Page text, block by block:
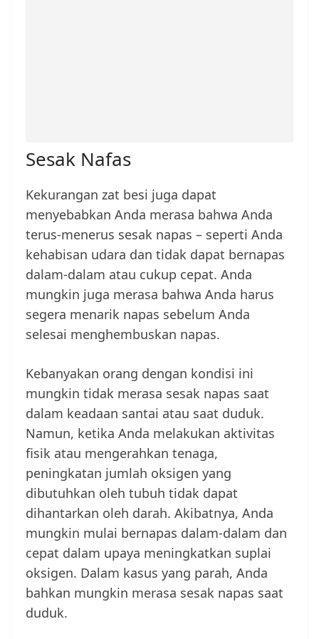
Sesak Nafas
Kekurangan zat besi juga dapat
menyebabkan Anda merasa bahwa Anda
terus-menerus sesak napas – seperti Anda
kehabisan udara dan tidak dapat bernapas
dalam-dalam atau cukup cepat. Anda
mungkin juga merasa bahwa Anda harus
segera menarik napas sebelum Anda
selesai menghembuskan napas.
Kebanyakan orang dengan kondisi ini
mungkin tidak merasa sesak napas saat
dalam keadaan santai atau saat duduk.
Namun, ketika Anda melakukan aktivitas
fisik atau mengerahkan tenaga,
peningkatan jumlah oksigen yang
dibutuhkan oleh tubuh tidak dapat
dihantarkan oleh darah. Akibatnya, Anda
mungkin mulai bernapas dalam-dalam dan
cepat dalam upaya meningkatkan suplai
oksigen. Dalam kasus yang parah, Anda
bahkan mungkin merasa sesak napas saat
duduk.